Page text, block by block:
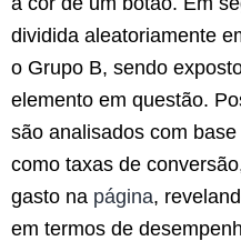
dividida aleatoriamente
o Grupo B, sendo
elemento em questão.
são analisados com
como taxas de
gasto na página,
em termos de